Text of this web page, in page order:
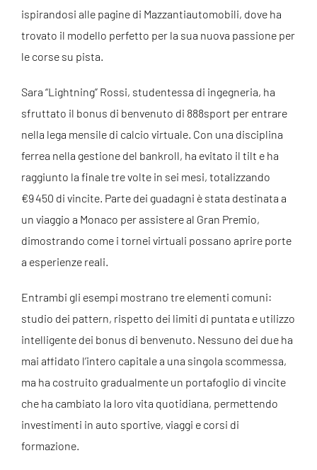
ispirandosi alle pagine di Mazzantiautomobili, dove ha
trovato il modello perfetto per la sua nuova passione per
le corse su pista.
Sara “Lightning” Rossi, studentessa di ingegneria, ha
sfruttato il bonus di benvenuto di 888sport per entrare
nella lega mensile di calcio virtuale. Con una disciplina
ferrea nella gestione del bankroll, ha evitato il tilt e ha
raggiunto la finale tre volte in sei mesi, totalizzando
€9 450 di vincite. Parte dei guadagni è stata destinata a
un viaggio a Monaco per assistere al Gran Premio,
dimostrando come i tornei virtuali possano aprire porte
a esperienze reali.
Entrambi gli esempi mostrano tre elementi comuni:
studio dei pattern, rispetto dei limiti di puntata e utilizzo
intelligente dei bonus di benvenuto. Nessuno dei due ha
mai affidato l’intero capitale a una singola scommessa,
ma ha costruito gradualmente un portafoglio di vincite
che ha cambiato la loro vita quotidiana, permettendo
investimenti in auto sportive, viaggi e corsi di
formazione.